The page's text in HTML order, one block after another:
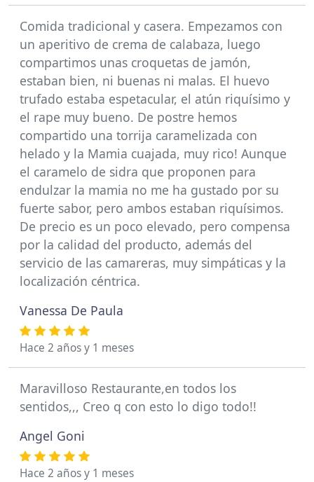
Comida tradicional y casera. Empezamos con
un aperitivo de crema de calabaza, luego
compartimos unas croquetas de jamón,
estaban bien, ni buenas ni malas. El huevo
trufado estaba espetacular, el atún riquísimo y
el rape muy bueno. De postre hemos
compartido una torrija caramelizada con
helado y la Mamia cuajada, muy rico! Aunque
el caramelo de sidra que proponen para
endulzar la mamia no me ha gustado por su
fuerte sabor, pero ambos estaban riquísimos.
De precio es un poco elevado, pero compensa
por la calidad del producto, además del
servicio de las camareras, muy simpáticas y la
localización céntrica.
Vanessa De Paula
Hace 2 años y 1 meses
Maravilloso Restaurante,en todos los
sentidos,,, Creo q con esto lo digo todo!!
Angel Goni
Hace 2 años y 1 meses